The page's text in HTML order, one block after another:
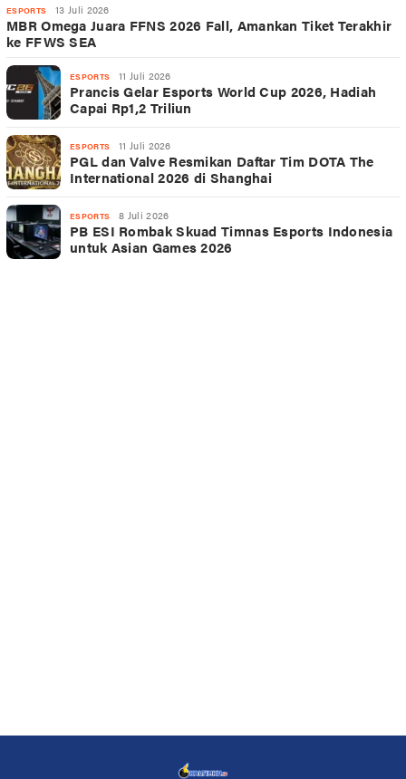
ESPORTS 13 Juli 2026
MBR Omega Juara FFNS 2026 Fall, Amankan Tiket Terakhir
ke FFWS SEA
ESPORTS 11 Juli 2026
Prancis Gelar Esports World Cup 2026, Hadiah
Capai Rp1,2 Triliun
ESPORTS 11 Juli 2026
PGL dan Valve Resmikan Daftar Tim DOTA The
International 2026 di Shanghai
ESPORTS 8 Juli 2026
PB ESI Rombak Skuad Timnas Esports Indonesia
untuk Asian Games 2026